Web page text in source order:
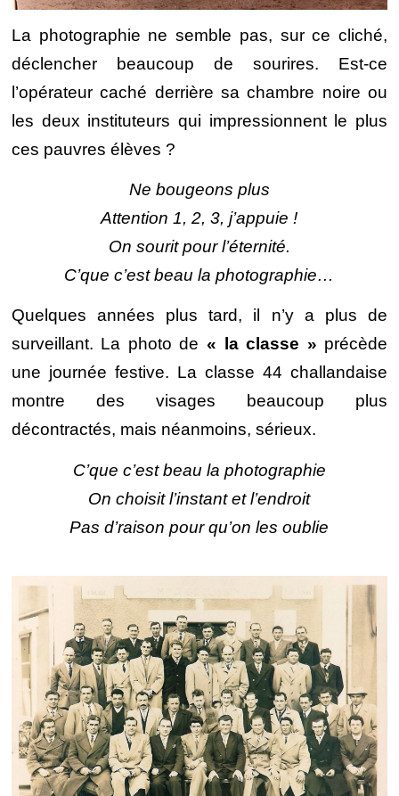
La photographie ne semble pas, sur ce cliché,
déclencher beaucoup de sourires. Est-ce
l’opérateur caché derrière sa chambre noire ou
les deux instituteurs qui impressionnent le plus
ces pauvres élèves ?
Ne bougeons plus
Attention 1, 2, 3, j’appuie !
On sourit pour l’éternité.
C’que c’est beau la photographie…
Quelques années plus tard, il n’y a plus de
surveillant. La photo de « la classe » précède
une journée festive. La classe 44 challandaise
montre des visages beaucoup plus
décontractés, mais néanmoins, sérieux.
C’que c’est beau la photographie
On choisit l’instant et l’endroit
Pas d’raison pour qu’on les oublie